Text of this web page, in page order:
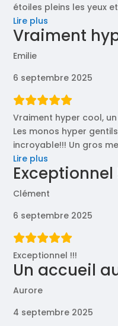
étoiles pleins les yeux
Lire plus
expérience!
top »
Vraiment
Emilie
6 septembre 2025
Vraiment hyper cool,
Les monos hyper
incroyable!!! Un gros
Lire plus
hyper
cool! »
Exceptionnel
Clément
6 septembre 2025
Exceptionnel !!!
Un accueil
Aurore
4 septembre 2025